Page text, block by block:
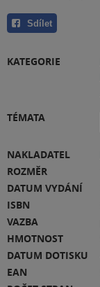
Sdílet
KATEGORIE
TÉMATA
NAKLADATEL
ROZMĚR
DATUM VYDÁNÍ
ISBN
VAZBA
HMOTNOST
DATUM DOTISKU
EAN